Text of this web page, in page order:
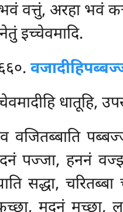
वत्तुं, अरहा भवं
इच्चेवमादि.
धातूहि,
वजितब्बाति
पज्जा, हननं
सद्धा,